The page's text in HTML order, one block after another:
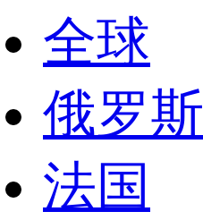
全球
俄罗斯
法国